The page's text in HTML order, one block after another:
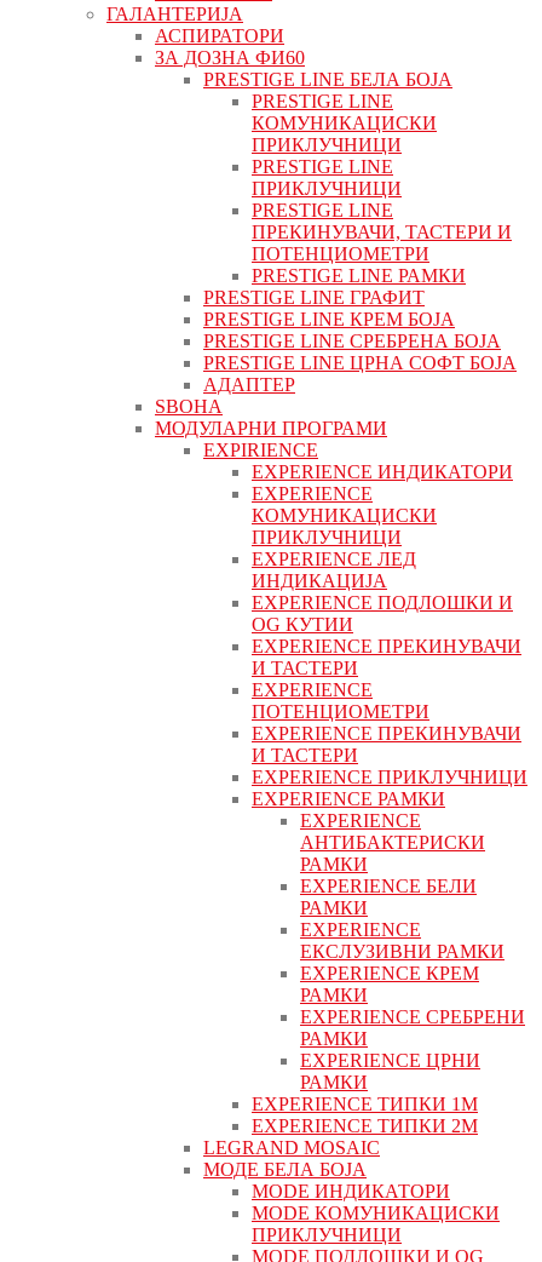
ГАЛАНТЕРИЈА
АСПИРАТОРИ
ЗА ДОЗНА ФИ60
PRESTIGE LINE БЕЛА БОЈА
PRESTIGE LINE
КОМУНИКАЦИСКИ
ПРИКЛУЧНИЦИ
PRESTIGE LINE
ПРИКЛУЧНИЦИ
PRESTIGE LINE
ПРЕКИНУВАЧИ, ТАСТЕРИ И
ПОТЕНЦИОМЕТРИ
PRESTIGE LINE РАМКИ
PRESTIGE LINE ГРАФИТ
PRESTIGE LINE КРЕМ БОЈА
PRESTIGE LINE СРЕБРЕНА БОЈА
PRESTIGE LINE ЦРНА СОФТ БОЈА
АДАПТЕР
ЅВОНА
МОДУЛАРНИ ПРОГРАМИ
EXPIRIENCE
EXPERIENCE ИНДИКАТОРИ
EXPERIENCE
КОМУНИКАЦИСКИ
ПРИКЛУЧНИЦИ
EXPERIENCE ЛЕД
ИНДИКАЦИЈА
EXPERIENCE ПОДЛОШКИ И
OG КУТИИ
EXPERIENCE ПРЕКИНУВАЧИ
И ТАСТЕРИ
EXPERIENCE
ПОТЕНЦИОМЕТРИ
EXPERIENCE ПРЕКИНУВАЧИ
И ТАСТЕРИ
EXPERIENCE ПРИКЛУЧНИЦИ
EXPERIENCE РАМКИ
EXPERIENCE
АНТИБАКТЕРИСКИ
РАМКИ
EXPERIENCE БЕЛИ
РАМКИ
EXPERIENCE
ЕКСЛУЗИВНИ РАМКИ
EXPERIENCE КРЕМ
РАМКИ
EXPERIENCE СРЕБРЕНИ
РАМКИ
EXPERIENCE ЦРНИ
РАМКИ
EXPERIENCE ТИПКИ 1M
EXPERIENCE ТИПКИ 2М
LEGRAND MOSAIC
МОДЕ БЕЛА БОЈА
MODE ИНДИКАТОРИ
MODE КОМУНИКАЦИСКИ
ПРИКЛУЧНИЦИ
MODE ПОДЛОШКИ И OG